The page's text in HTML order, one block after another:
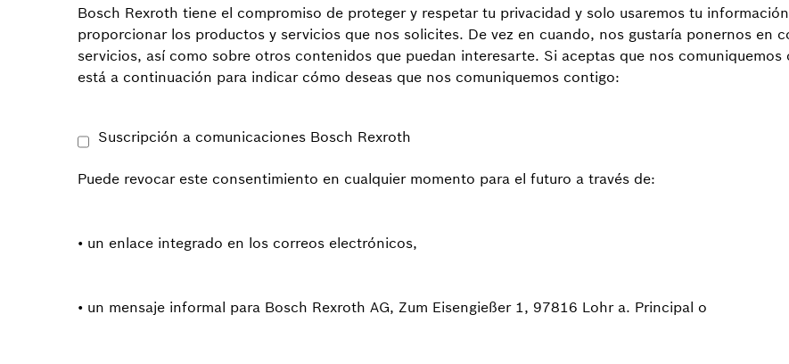
Bosch Rexroth tiene el compromiso de proteger y respetar tu privacidad y solo usaremos tu
proporcionar los productos y servicios que nos solicites. De vez en cuando, nos gustaría ponernos en
servicios, así como sobre otros contenidos que puedan interesarte. Si aceptas que nos
está a continuación para indicar cómo deseas que nos comuniquemos contigo:
Suscripción a comunicaciones Bosch Rexroth
Puede revocar este consentimiento en cualquier momento para el futuro a través de:
• un enlace integrado en los correos electrónicos,
• un mensaje informal para Bosch Rexroth AG, Zum Eisengießer 1, 97816 Lohr a. Principal o